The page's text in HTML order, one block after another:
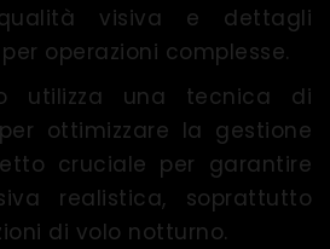
qualità visiva e dettagli
operazioni complesse.
utilizza una tecnica di
per ottimizzare la gestione
cruciale per garantire
realistica, soprattutto
di volo notturno.